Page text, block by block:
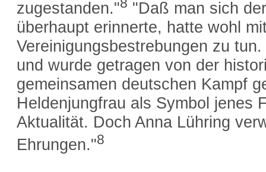
zugestanden."
"Daß man sich
überhaupt erinnerte, hatte wohl
Vereinigungsbestrebungen zu
und wurde getragen von der
gemeinsamen deutschen Kampf
Heldenjungfrau als Symbol jenes
Aktualität. Doch Anna Lühring
Ehrungen."8